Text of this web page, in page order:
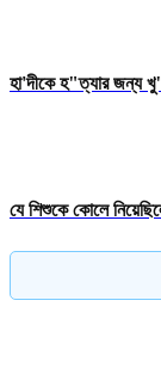
হা'দীকে হ"ত্যার জন্য
যে শিশুকে কোলে